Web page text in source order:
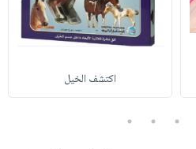
اكتشف الخيل
3
4
5